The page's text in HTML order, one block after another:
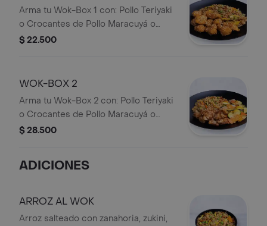
Arma tu Wok-Box 1 con: Pollo Teriyaki
o Crocantes de Pollo Maracuyá o
Cerdo Agridulce + 1 Acompañamiento
$ 22.500
WOK-BOX 2
Arma tu Wok-Box 2 con: Pollo Teriyaki
o Crocantes de Pollo Maracuyá o
Cerdo Agridulce + Dos
$ 28.500
ADICIONES
ARROZ AL WOK
Arroz salteado con zanahoria, zukini,